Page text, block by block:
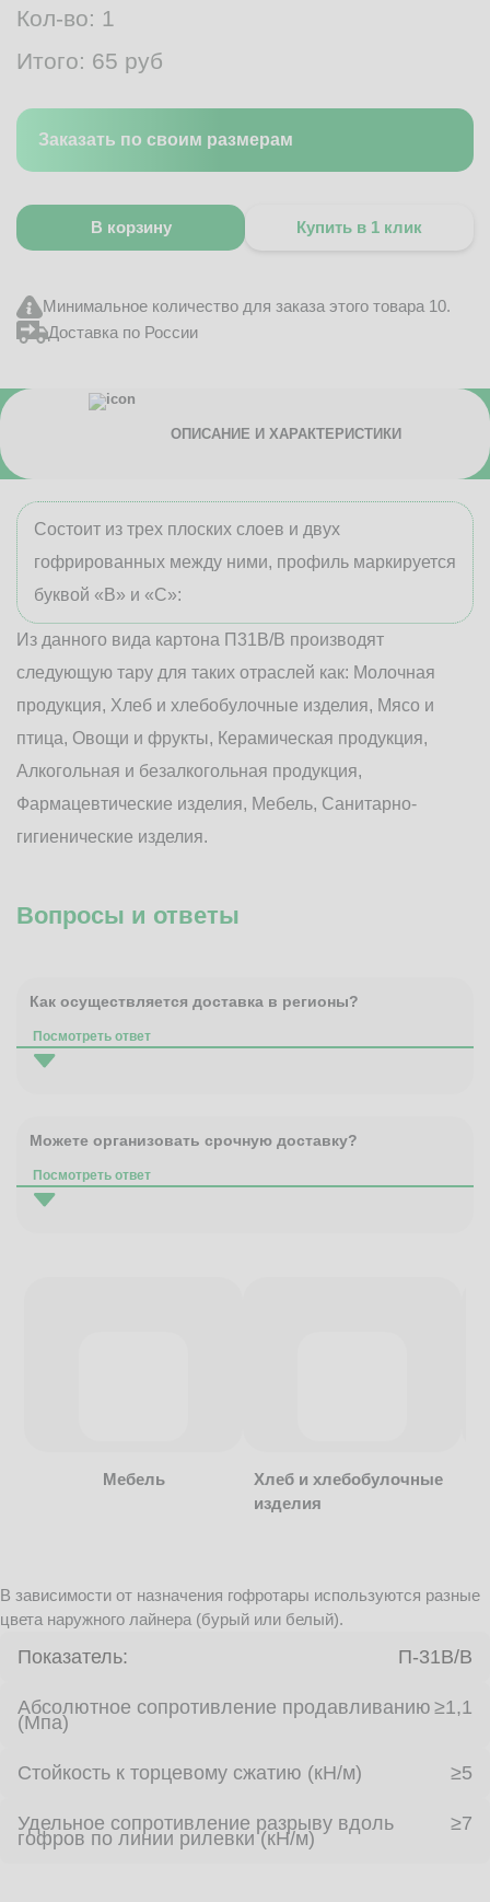
Кол-во: 1
Итого: 65 руб
Заказать по своим размерам
В корзину Купить в 1 клик
Минимальное количество для заказа этого товара 10.
Доставка по России
ОПИСАНИЕ И ХАРАКТЕРИСТИКИ
Состоит из трех плоских слоев и двух
гофрированных между ними, профиль маркируется
буквой «В» и «С»:
Из данного вида картона П31В/B производят
следующую тару для таких отраслей как: Молочная
продукция, Хлеб и хлебобулочные изделия, Мясо и
птица, Овощи и фрукты, Керамическая продукция,
Алкогольная и безалкогольная продукция,
Фармацевтические изделия, Мебель, Санитарно-
гигиенические изделия.
Вопросы и ответы
Как осуществляется доставка в регионы?
Посмотреть ответ
Можете организовать срочную доставку?
Посмотреть ответ
Мебель
Хлеб и хлебобулочные
изделия
В зависимости от назначения гофротары используются разные
цвета наружного лайнера (бурый или белый).
Показатель: П-31В/B
Абсолютное сопротивление продавливанию
(Мпа)
≥1,1
Стойкость к торцевому сжатию (кН/м) ≥5
Удельное сопротивление разрыву вдоль
гофров по линии рилевки (кН/м)
≥7